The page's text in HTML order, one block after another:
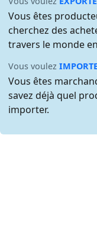
Vous êtes
cherchez des
travers le monde
Vous voulez
Vous êtes
savez déjà quel
importer.